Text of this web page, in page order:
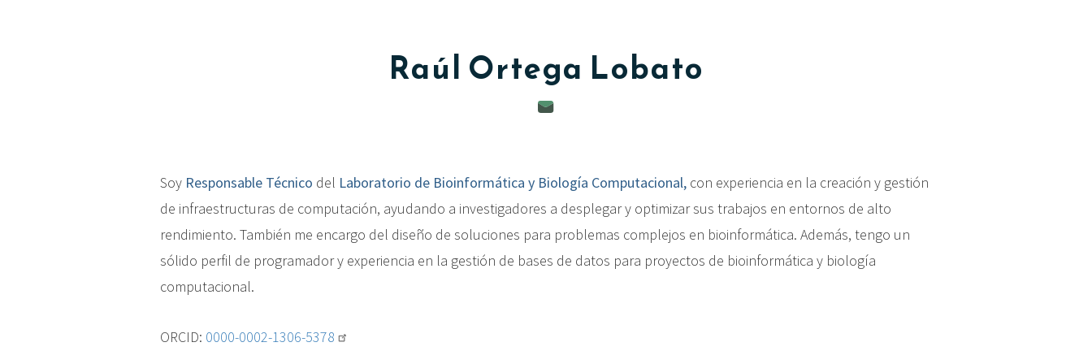
Raúl Ortega Lobato
Soy Responsable Técnico del Laboratorio de Bioinformática y Biología Computacional, con experiencia en la creación y gestión
de infraestructuras de computación, ayudando a investigadores a desplegar y optimizar sus trabajos en entornos de alto
rendimiento. También me encargo del diseño de soluciones para problemas complejos en bioinformática. Además, tengo un
sólido perfil de programador y experiencia en la gestión de bases de datos para proyectos de bioinformática y biología
computacional.
ORCID: 0000-0002-1306-5378